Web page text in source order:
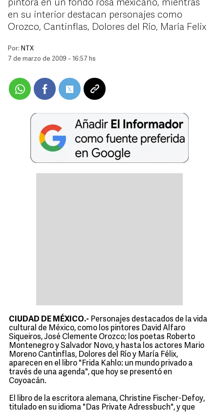
pintora en un fondo rosa mexicano, mientras
en su interior destacan personajes como
Orozco, Cantinflas, Dolores del Río, María Felix
Por: NTX
7 de marzo de 2009 - 16:57 hs
CIUDAD DE MÉXICO.- Personajes destacados de la vida
cultural de México, como los pintores David Alfaro
Siqueiros, José Clemente Orozco; los poetas Roberto
Montenegro y Salvador Novo, y hasta los actores Mario
Moreno Cantinflas, Dolores del Río y María Félix,
aparecen en el libro "Frida Kahlo: un mundo privado a
través de una agenda", que hoy se presentó en
Coyoacán.
El libro de la escritora alemana, Christine Fischer-Defoy,
titulado en su idioma "Das Private Adressbuch", y que